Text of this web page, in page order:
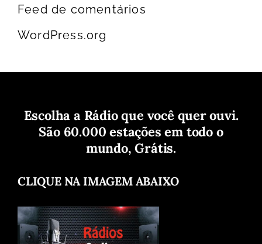
Feed de comentários
WordPress.org
Escolha a Rádio que você quer ouvi.
São 60.000 estações em todo o
mundo, Grátis.
CLIQUE NA IMAGEM ABAIXO